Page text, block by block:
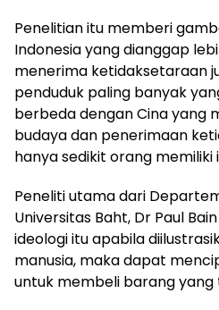
Penelitian itu memberi
Indonesia yang dianggap
menerima ketidaksetaraan
penduduk paling banyak
berbeda dengan Cina yang
budaya dan penerimaan
hanya sedikit orang memiliki
Peneliti utama dari
Universitas Baht, Dr Paul
ideologi itu apabila
manusia, maka dapat
untuk membeli barang yang